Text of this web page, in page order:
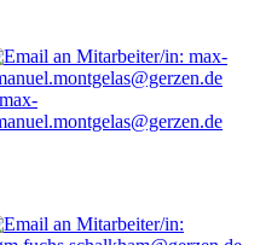
max-